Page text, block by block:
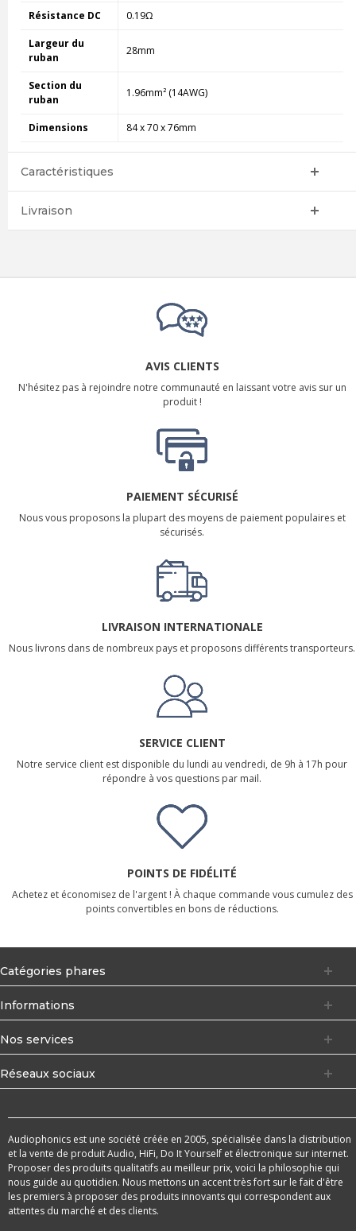
Résistance DC 0.19Ω
Largeur du
ruban
28mm
Section du
ruban
1.96mm² (14AWG)
Dimensions 84 x 70 x 76mm
Caractéristiques
Livraison
AVIS CLIENTS
N'hésitez pas à rejoindre notre communauté en laissant votre avis sur un
produit !
PAIEMENT SÉCURISÉ
Nous vous proposons la plupart des moyens de paiement populaires et
sécurisés.
LIVRAISON INTERNATIONALE
Nous livrons dans de nombreux pays et proposons différents transporteurs.
SERVICE CLIENT
Notre service client est disponible du lundi au vendredi, de 9h à 17h pour
répondre à vos questions par mail.
POINTS DE FIDÉLITÉ
Achetez et économisez de l'argent ! À chaque commande vous cumulez des
points convertibles en bons de réductions.
Catégories phares
Informations
Nos services
Réseaux sociaux
Audiophonics est une société créée en 2005, spécialisée dans la distribution
et la vente de produit Audio, HiFi, Do It Yourself et électronique sur internet.
Proposer des produits qualitatifs au meilleur prix, voici la philosophie qui
nous guide au quotidien. Nous mettons un accent très fort sur le fait d'être
les premiers à proposer des produits innovants qui correspondent aux
attentes du marché et des clients.